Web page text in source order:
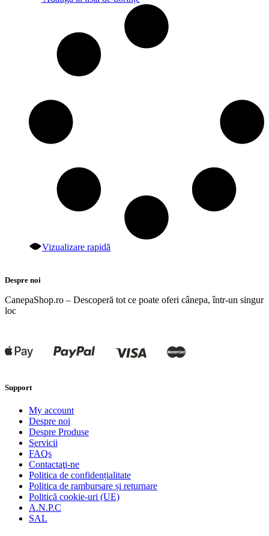
Vizualizare rapidă
Despre noi
CanepaShop.ro – Descoperă tot ce poate oferi cânepa, într-un singur
loc
Support
My account
Despre noi
Despre Produse
Servicii
FAQs
Contactaţi-ne
Politica de confidențialitate
Politica de rambursare și returnare
Politică cookie-uri (UE)
A.N.P.C
SAL